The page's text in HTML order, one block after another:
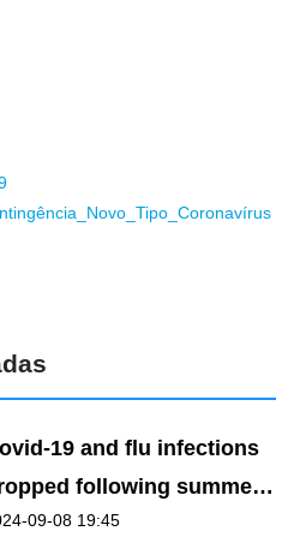
19 and flu infections
following summer
09-08 19:45